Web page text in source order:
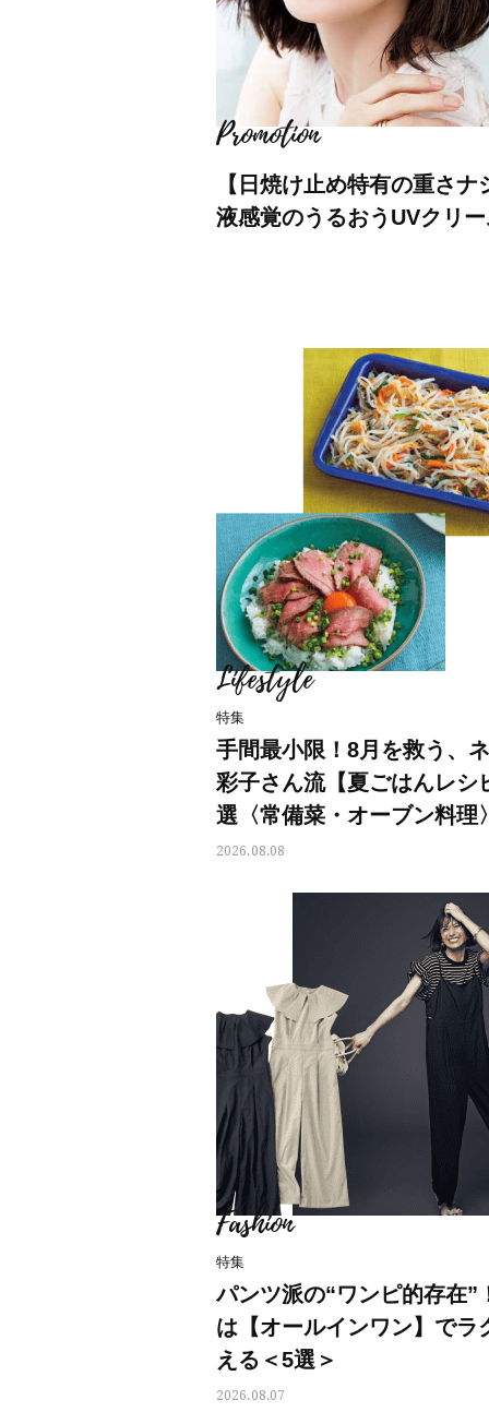
【日焼け止め特有の重さナ
液感覚のうるおうUVクリ
Lifestyle
特集
手間最小限！8月を救う、
彩子さん流【夏ごはんレシ
選〈常備菜・オーブン料理
2026.08.08
Fashion
特集
パンツ派の“ワンピ的存在”
は【オールインワン】でラ
える＜5選＞
2026.08.07